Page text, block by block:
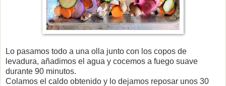
Lo pasamos todo a una olla junto con los copos de
levadura, añadimos el agua y cocemos a fuego suave
durante 90 minutos.
Colamos el caldo obtenido y lo dejamos reposar unos 30